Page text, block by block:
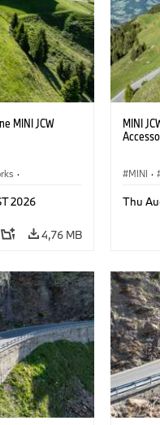
MINI JCW
·
2026
4,76 MB
MINI
MINI ·
Thu